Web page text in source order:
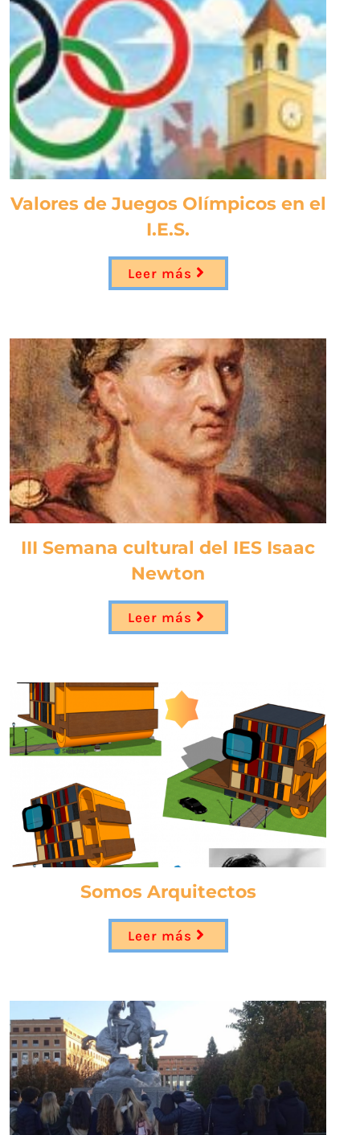
Valores de Juegos Olímpicos en el
I.E.S.
Leer más
III Semana cultural del IES Isaac
Newton
Leer más
Somos Arquitectos
Leer más